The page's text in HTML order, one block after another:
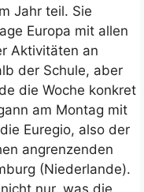
Jahr teil. Sie
Europa mit allen
Aktivitäten an
der Schule, aber
die Woche konkret
am Montag mit
Euregio, also der
angrenzenden
(Niederlande).
nur, was die